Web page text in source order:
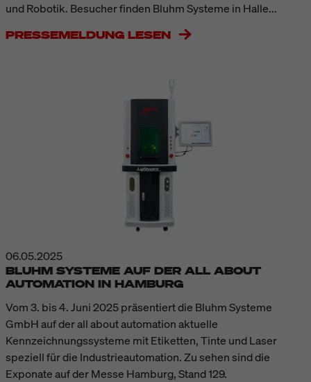
und Robotik. Besucher finden Bluhm Systeme in Halle...
PRESSEMELDUNG LESEN
06.05.2025
BLUHM SYSTEME AUF DER ALL ABOUT
AUTOMATION IN HAMBURG
Vom 3. bis 4. Juni 2025 präsentiert die Bluhm Systeme
GmbH auf der all about automation aktuelle
Kennzeichnungssysteme mit Etiketten, Tinte und Laser
speziell für die Industrieautomation. Zu sehen sind die
Exponate auf der Messe Hamburg, Stand 129.